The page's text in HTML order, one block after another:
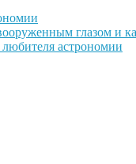
глазом и
астрономии